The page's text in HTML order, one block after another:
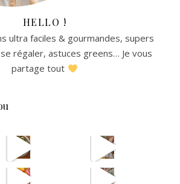
HELLO !
ultra faciles & gourmandes, supers
régaler, astuces greens… Je vous
partage tout